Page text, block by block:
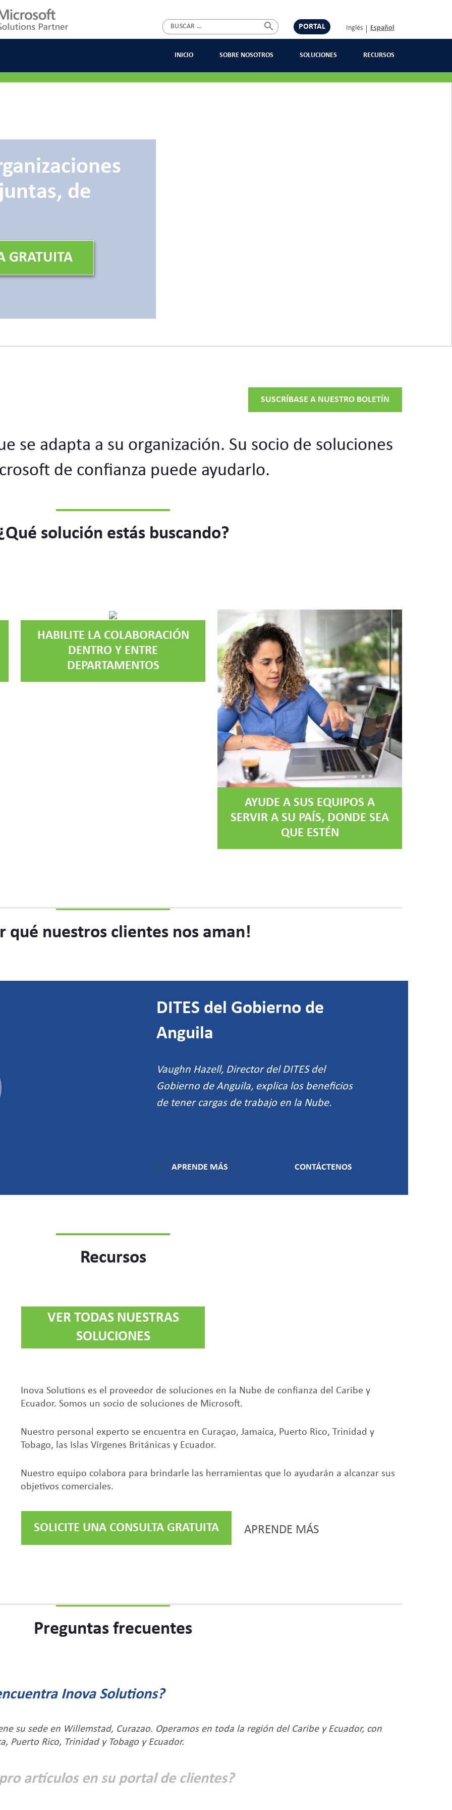
Buscar: PORTAL Inglés Español
INICIO SOBRE NOSOTROS SOLUCIONES RECURSOS
de
GRATUITA
SUSCRÍBASE A NUESTRO BOLETÍN
se adapta a su organización. Su socio de soluciones
de confianza puede ayudarlo.
solución estás buscando?
HABILITE LA COLABORACIÓN
DENTRO Y ENTRE
DEPARTAMENTOS
AYUDE A SUS EQUIPOS A
SERVIR A SU PAÍS, DONDE SEA
QUE ESTÉN
qué nuestros clientes nos aman!
DITES del Gobierno de
Anguila
Vaughn Hazell, Director del DITES del
Gobierno de Anguila, explica los beneficios
de tener cargas de trabajo en la Nube.
APRENDE MÁS CONTÁCTENOS
Recursos
VER TODAS NUESTRAS
SOLUCIONES
Inova Solutions es el proveedor de soluciones en la Nube de confianza del Caribe y
Ecuador. Somos un socio de soluciones de Microsoft.
Nuestro personal experto se encuentra en Curaçao, Jamaica, Puerto Rico, Trinidad y
Tobago, las Islas Vírgenes Británicas y Ecuador.
Nuestro equipo colabora para brindarle las herramientas que lo ayudarán a alcanzar sus
objetivos comerciales.
SOLICITE UNA CONSULTA GRATUITA APRENDE MÁS
Preguntas frecuentes
Inova Solutions?
su sede en Willemstad, Curazao. Operamos en toda la región del Caribe y Ecuador, con
Puerto Rico, Trinidad y Tobago y Ecuador.
artículos en su portal de clientes?